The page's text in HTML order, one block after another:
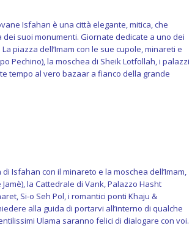
Isfahan è una città elegante, mitica, che
dei suoi monumenti. Giornate dedicate a uno dei
piazza dell’Imam con le sue cupole, minareti e
Pechino), la moschea di Sheik Lotfollah, i palazzi
tempo al vero bazaar a fianco della grande
Isfahan con il minareto e la moschea dell’Imam,
la Cattedrale di Vank, Palazzo Hasht
Si-o Seh Pol, i romantici ponti Khaju &
alla guida di portarvi all’interno di qualche
Ulama saranno felici di dialogare con voi.